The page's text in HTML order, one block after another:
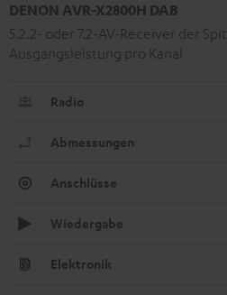
DENON AVR-X2800H DAB
5.2.2- oder 7.2-AV-Receiver der
Ausgangsleistung pro Kanal
Radio
Abmessungen
Anschlüsse
Wiedergabe
Elektronik